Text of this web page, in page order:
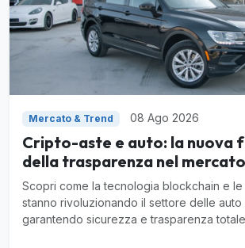
Mercato & Trend 08 Ago 2026
Cripto-aste e auto: la nuova
della trasparenza nel
Scopri come la tecnologia blockchain e
stanno rivoluzionando il settore delle auto
garantendo sicurezza e trasparenza